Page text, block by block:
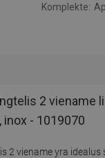
Komplekte:
2 viename
- 1019070
2 viename yra idealus